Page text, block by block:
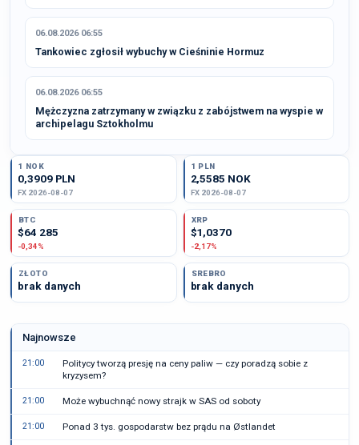
06.08.2026 06:55
Tankowiec zgłosił wybuchy w Cieśninie Hormuz
06.08.2026 06:55
Mężczyzna zatrzymany w związku z zabójstwem na wyspie w
archipelagu Sztokholmu
1 NOK
0,3909 PLN
FX 2026-08-07
1 PLN
2,5585 NOK
FX 2026-08-07
BTC
$64 285
-0,34%
XRP
$1,0370
-2,17%
ZŁOTO
brak danych
SREBRO
brak danych
Najnowsze
21:00
Politycy tworzą presję na ceny paliw — czy poradzą sobie z
kryzysem?
21:00 Może wybuchnąć nowy strajk w SAS od soboty
21:00 Ponad 3 tys. gospodarstw bez prądu na Østlandet